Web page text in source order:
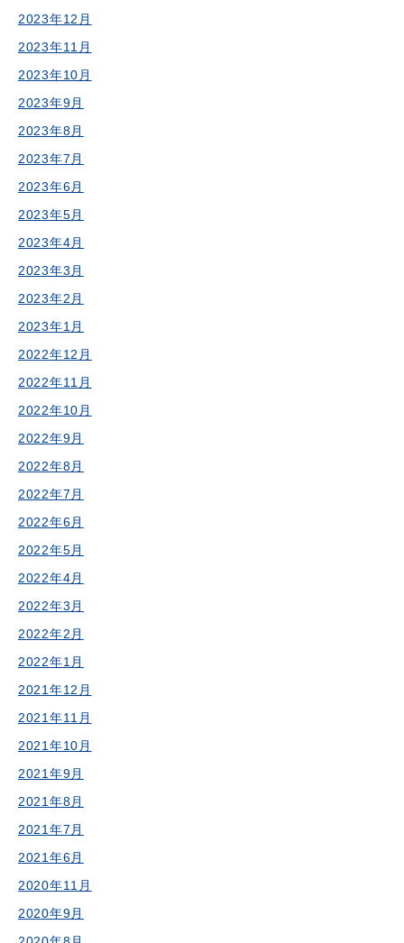
2023年12月
2023年11月
2023年10月
2023年9月
2023年8月
2023年7月
2023年6月
2023年5月
2023年4月
2023年3月
2023年2月
2023年1月
2022年12月
2022年11月
2022年10月
2022年9月
2022年8月
2022年7月
2022年6月
2022年5月
2022年4月
2022年3月
2022年2月
2022年1月
2021年12月
2021年11月
2021年10月
2021年9月
2021年8月
2021年7月
2021年6月
2020年11月
2020年9月